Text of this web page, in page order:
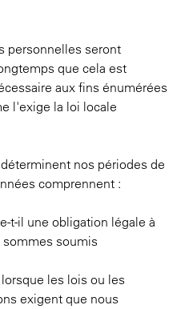
personnelles seront
que cela est
aux fins énumérées
l'exige la loi locale
nos périodes de
comprennent :
t-il une obligation légale à
soumis
les lois ou les
exigent que nous